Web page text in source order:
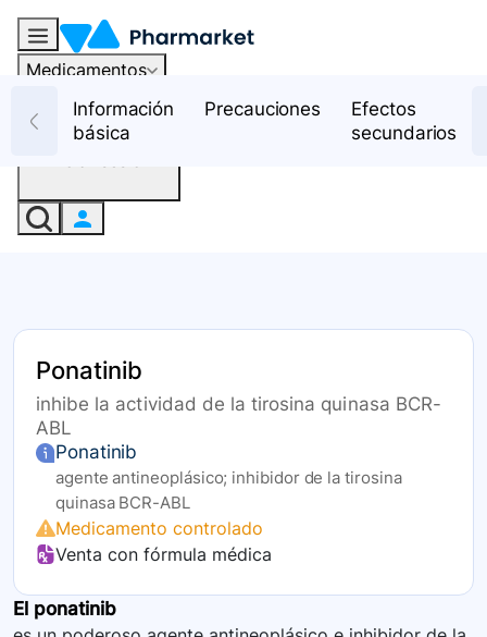
Medicamentos
RecursosInformación
básica
Precauciones
Efectos
secundarios
Ponatinib
inhibe la actividad de la tirosina quinasa BCR-
ABL
Ponatinib
agente antineoplásico; inhibidor de la tirosina
quinasa BCR-ABL
Medicamento controlado
Venta con fórmula médica
El ponatinib